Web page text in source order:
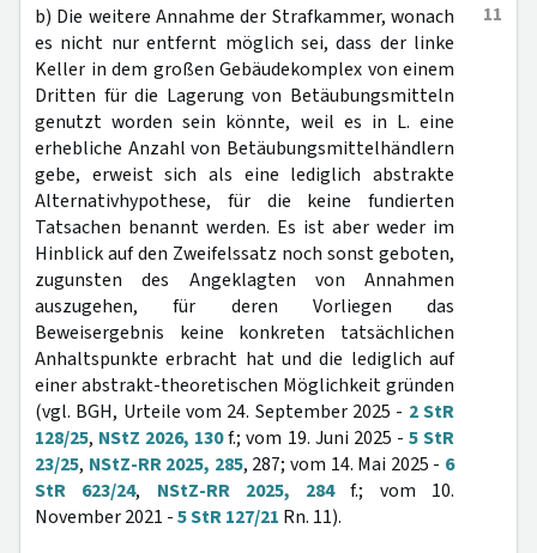
11
b) Die weitere Annahme der Strafkammer, wonach
es nicht nur entfernt möglich sei, dass der linke
Keller in dem großen Gebäudekomplex von einem
Dritten für die Lagerung von Betäubungsmitteln
genutzt worden sein könnte, weil es in L. eine
erhebliche Anzahl von Betäubungsmittelhändlern
gebe, erweist sich als eine lediglich abstrakte
Alternativhypothese, für die keine fundierten
Tatsachen benannt werden. Es ist aber weder im
Hinblick auf den Zweifelssatz noch sonst geboten,
zugunsten des Angeklagten von Annahmen
auszugehen, für deren Vorliegen das
Beweisergebnis keine konkreten tatsächlichen
Anhaltspunkte erbracht hat und die lediglich auf
einer abstrakt-theoretischen Möglichkeit gründen
(vgl. BGH, Urteile vom 24. September 2025 - 2 StR
128/25, NStZ 2026, 130f.; vom 19. Juni 2025 - 5 StR
23/25, NStZ-RR 2025, 285, 287; vom 14. Mai 2025 - 6
StR 623/24, NStZ-RR 2025, 284f.; vom 10.
November 2021 -5 StR 127/21 Rn. 11).